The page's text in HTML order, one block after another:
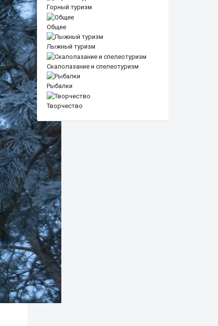
Горный туризм
Общее
Лыжный туризм
Скалолазание и спелеотуризм
Рыбалки
Творчество